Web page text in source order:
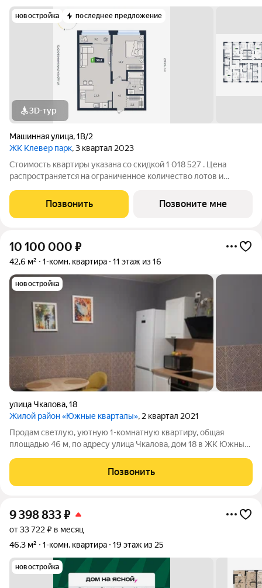
новостройка последнее предложение
3D-тур
Машинная улица,1В/2
ЖК Клевер парк, 3 квартал 2023
Стоимость квартиры указана со скидкой 1 018 527 . Цена
распространяется на ограниченное количество лотов и
суммируется с другими акциями. Квартира с предчистовой
отделкой для воплощения любого
Позвонить Позвоните мне
10 100 000 ₽
42,6 м² 1-комн. квартира 11 этаж из 16
новостройка
улица Чкалова,18
Жилой район «Южные кварталы», 2 квартал 2021
Продам светлую, уютную 1-комнатную квартиру, общая
площадью 46 м, по адресу улица Чкалова, дом 18 в ЖК Южные
находится парк, школа олимпийского резерва, лицей, детские
сады. Тихий, зеленый
Позвонить
9 398 833₽
от 33 722 ₽ в месяц
46,3 м²
1-комн. квартира 19 этаж из 25
новостройка